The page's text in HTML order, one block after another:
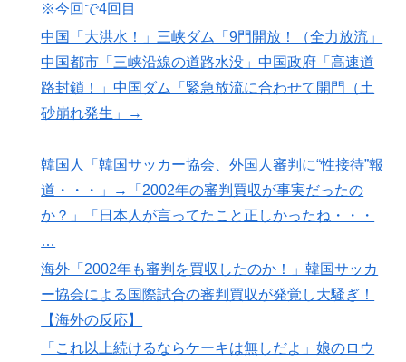
※今回で4回目
中国「大洪水！」三峡ダム「9門開放！（全力放流」
中国都市「三峡沿線の道路水没」中国政府「高速道
路封鎖！」中国ダム「緊急放流に合わせて開門（土
砂崩れ発生」→
韓国人「韓国サッカー協会、外国人審判に“性接待”報
道・・・」→「2002年の審判買収が事実だったの
か？」「日本人が言ってたこと正しかったね・・・
…
海外「2002年も審判を買収したのか！」韓国サッカ
ー協会による国際試合の審判買収が発覚し大騒ぎ！
【海外の反応】
「これ以上続けるならケーキは無しだよ」娘のロウ